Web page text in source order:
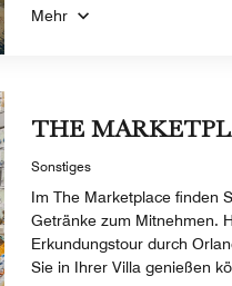
Mehr
THE
Sonstiges
Im The Marketplace finden
Getränke zum Mitnehmen.
Erkundungstour durch
Sie in Ihrer Villa genießen